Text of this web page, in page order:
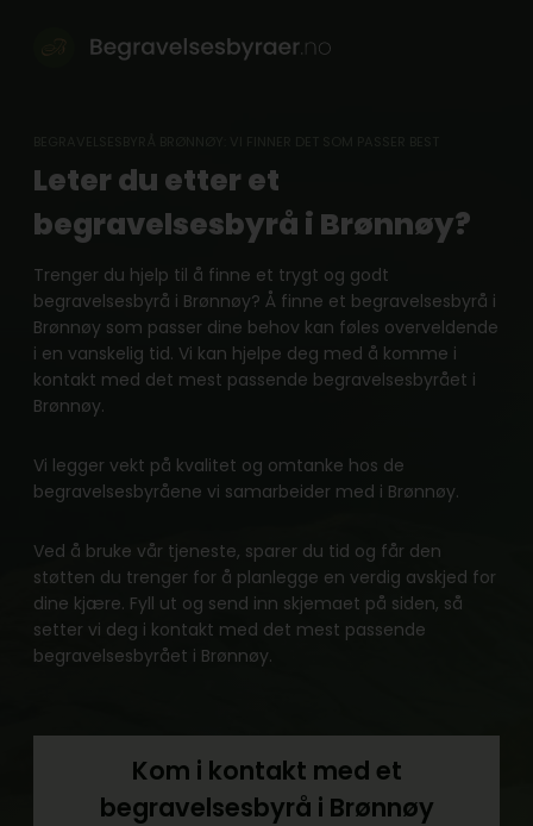
Leter du etter et
begravelsesbyrå i Brønnøy?
Trenger du hjelp til å finne et trygt og godt
begravelsesbyrå i Brønnøy? Å finne et begravelsesbyrå i
Brønnøy som passer dine behov kan føles overveldende
i en vanskelig tid. Vi kan hjelpe deg med å komme i
kontakt med det mest passende begravelsesbyrået i
Brønnøy.
Vi legger vekt på kvalitet og omtanke hos de
begravelsesbyråene vi samarbeider med i Brønnøy.
Ved å bruke vår tjeneste, sparer du tid og får den
støtten du trenger for å planlegge en verdig avskjed for
dine kjære. Fyll ut og send inn skjemaet på siden, så
setter vi deg i kontakt med det mest passende
begravelsesbyrået i Brønnøy.
Kom i kontakt med et
begravelsesbyrå i Brønnøy